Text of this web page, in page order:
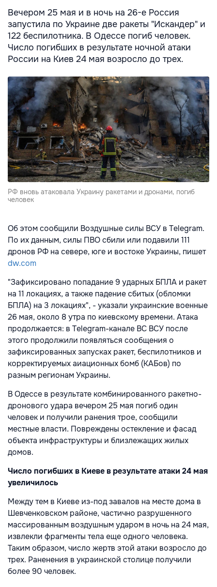
Вечером 25 мая и в ночь на 26-е Россия
запустила по Украине две ракеты "Искандер" и
122 беспилотника. В Одессе погиб человек.
Число погибших в результате ночной атаки
России на Киев 24 мая возросло до трех.
РФ вновь атаковала Украину ракетами и дронами, погиб
человек
Об этом сообщили Воздушные силы ВСУ в Telegram.
По их данным, силы ПВО сбили или подавили 111
дронов РФ на севере, юге и востоке Украины, пишет
dw.com
"Зафиксировано попадание 9 ударных БПЛА и ракет
на 11 локациях, а также падение сбитых (обломки
БПЛА) на 3 локациях", - указали украинские военные
26 мая, около 8 утра по киевскому времени. Атака
продолжается: в Telegram-канале ВС ВСУ после
этого продолжили появляться сообщения о
зафиксированных запусках ракет, беспилотников и
корректируемых аиационных бомб (КАБов) по
разным регионам Украины.
В Одессе в результате комбинированного ракетно-
дронового удара вечером 25 мая погиб один
человек и получили ранения трое, сообщили
местные власти. Повреждены остекление и фасад
объекта инфраструктуры и близлежащих жилых
домов.
Число погибших в Киеве в результате атаки 24 мая
увеличилось
Между тем в Киеве из-под завалов на месте дома в
Шевченковском районе, частично разрушенного
массированным воздушным ударом в ночь на 24 мая,
извлекли фрагменты тела еще одного человека.
Таким образом, число жертв этой атаки возросло до
трех. Раненения в украинской столице получили
более 90 человек.